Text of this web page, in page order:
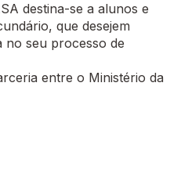
destina-se a alunos e
que desejem
seu processo de
entre o Ministério da